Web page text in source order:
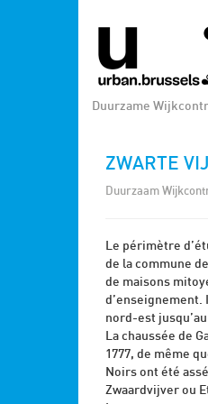
Duurzame
ZWARTE
Duurzaam
Le périmètre
de la commune
de maisons
d’enseignement.
nord-est
La chaussée de
1777, de même
Noirs ont été
Zwaardvijver ou